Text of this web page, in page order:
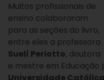
Muitos profissionais de
ensino colaboraram
para as seções do livro,
entre eles a professora
Suelí Periotto, doutora
e mestre em Educação